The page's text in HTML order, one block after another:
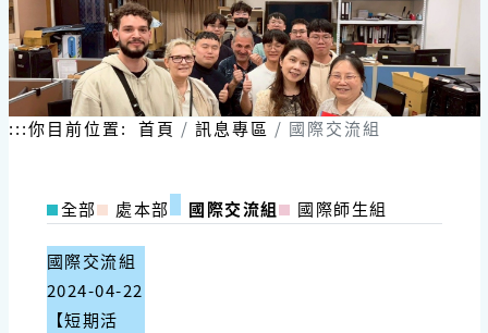
:::你目前位置: 首頁 訊息專區 國際交流組
全部 處本部 國際交流組 國際師生組
國際交流組
2024-04-22
【短期活